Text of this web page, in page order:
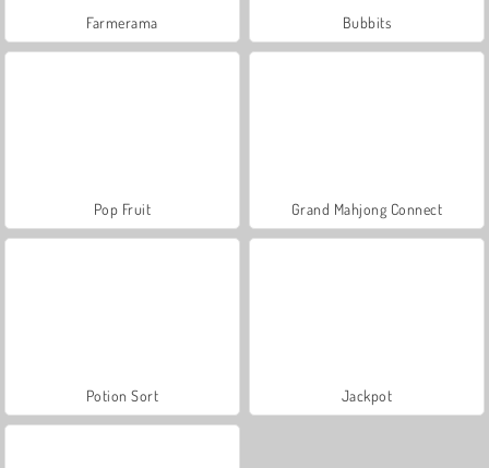
Farmerama Bubbits
Pop Fruit Grand Mahjong Connect
Potion Sort Jackpot